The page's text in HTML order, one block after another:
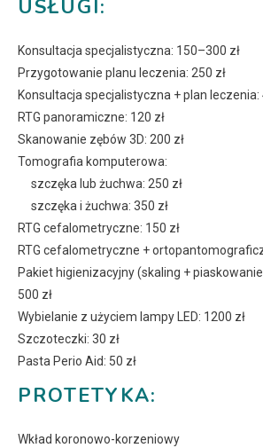
USŁUGI:
Konsultacja specjalistyczna: 150–300 zł
Przygotowanie planu leczenia: 250 zł
Konsultacja specjalistyczna + plan leczenia:
RTG panoramiczne: 120 zł
Skanowanie zębów 3D: 200 zł
Tomografia komputerowa:
szczęka lub żuchwa: 250 zł
szczęka i żuchwa: 350 zł
RTG cefalometryczne: 150 zł
RTG cefalometryczne +
Pakiet higienizacyjny (skaling +
500 zł
Wybielanie z użyciem lampy LED: 1200 zł
Szczoteczki: 30 zł
Pasta Perio Aid: 50 zł
PROTETYKA:
Wkład koronowo-korzeniowy